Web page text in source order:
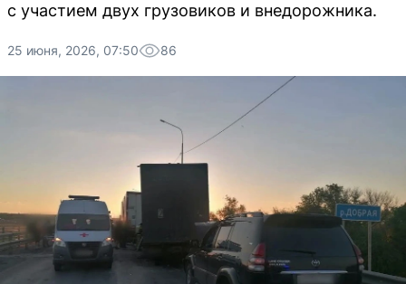
с участием двух грузовиков и внедорожника.
25 июня, 2026, 07:50 86